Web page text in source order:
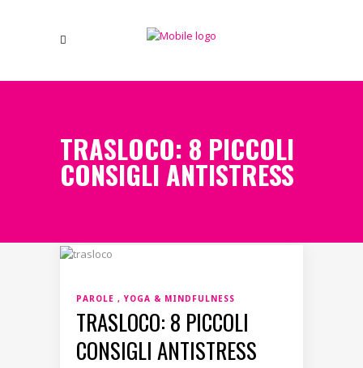
TRASLOCO: 8 PICCOLI
CONSIGLI ANTISTRESS
PAROLE YOGA & MINDFULNESS
TRASLOCO: 8 PICCOLI
CONSIGLI ANTISTRESS